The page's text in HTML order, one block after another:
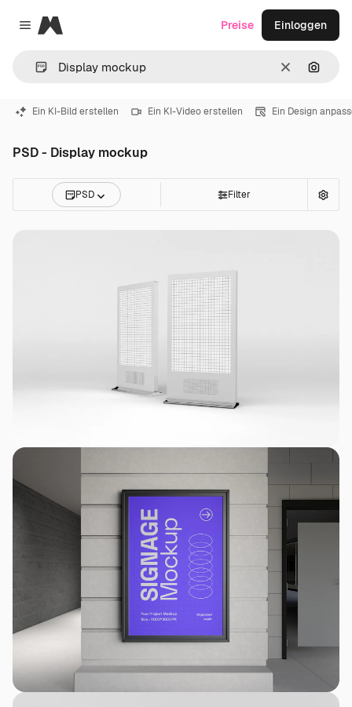
Close menu
Magnific
LöschenNach
Preise Einloggen
Ein KI-Bild erstellen Ein KI-Video erstellen Ein Design
PSD - Display mockup
PSD Filter